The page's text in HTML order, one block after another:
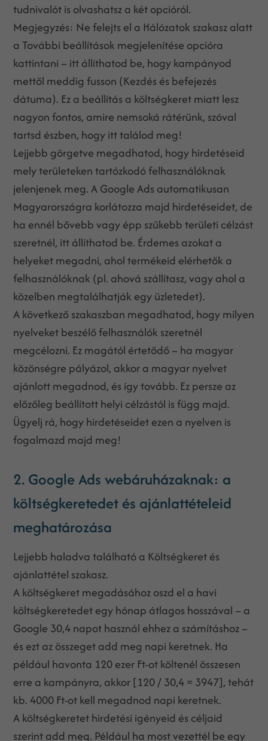
tudnivalót is olvashatsz a két opcióról.
Megjegyzés: Ne felejts el a Hálózatok szakasz alatt
a További beállítások megjelenítése opcióra
kattintani – itt állíthatod be, hogy kampányod
mettől meddig fusson (Kezdés és befejezés
dátuma). Ez a beállítás a költségkeret miatt lesz
nagyon fontos, amire nemsoká rátérünk, szóval
tartsd észben, hogy itt találod meg!
Lejjebb görgetve megadhatod, hogy hirdetéseid
mely területeken tartózkodó felhasználóknak
jelenjenek meg. A Google Ads automatikusan
Magyarországra korlátozza majd hirdetéseidet, de
ha ennél bővebb vagy épp szűkebb területi célzást
szeretnél, itt állíthatod be. Érdemes azokat a
helyeket megadni, ahol termékeid elérhetők a
felhasználóknak (pl. ahová szállítasz, vagy ahol a
közelben megtalálhatják egy üzletedet).
A következő szakaszban megadhatod, hogy milyen
nyelveket beszélő felhasználók szeretnél
megcélozni. Ez magától értetődő – ha magyar
közönségre pályázol, akkor a magyar nyelvet
ajánlott megadnod, és így tovább. Ez persze az
előzőleg beállított helyi célzástól is függ majd.
Ügyelj rá, hogy hirdetéseidet ezen a nyelven is
fogalmazd majd meg!
2. Google Ads webáruházaknak: a
költségkeretedet és ajánlattételeid
meghatározása
Lejjebb haladva található a Költségkeret és
ajánlattétel szakasz.
A költségkeret megadásához oszd el a havi
költségkeretedet egy hónap átlagos hosszával – a
Google 30,4 napot használ ehhez a számításhoz –
és ezt az összeget add meg napi keretnek. Ha
például havonta 120 ezer Ft-ot költenél összesen
erre a kampányra, akkor [120 / 30,4 = 3947], tehát
kb. 4000 Ft-ot kell megadnod napi keretnek.
A költségkeretet hirdetési igényeid és céljaid
szerint add meg. Például ha most vezettél be egy